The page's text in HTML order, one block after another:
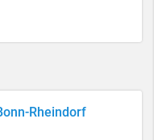
Rheindorf